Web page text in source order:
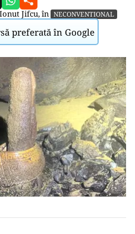
Ionut Jifcu, în NECONVENTIONAL
preferată în Google